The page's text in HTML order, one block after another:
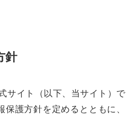
針
サイト（以下、当サイト）で
保護方針を定めるとともに、